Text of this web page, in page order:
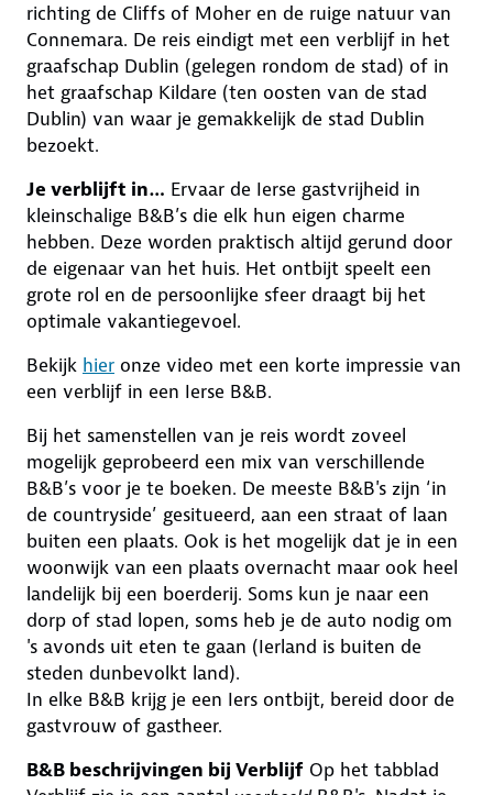
richting de Cliffs of Moher en de ruige natuur van
Connemara. De reis eindigt met een verblijf in het
graafschap Dublin (gelegen rondom de stad) of in
het graafschap Kildare (ten oosten van de stad
Dublin) van waar je gemakkelijk de stad Dublin
bezoekt.
Je verblijft in… Ervaar de Ierse gastvrijheid in
kleinschalige B&B’s die elk hun eigen charme
hebben. Deze worden praktisch altijd gerund door
de eigenaar van het huis. Het ontbijt speelt een
grote rol en de persoonlijke sfeer draagt bij het
optimale vakantiegevoel.
Bekijk hier onze video met een korte impressie van
een verblijf in een Ierse B&B.
Bij het samenstellen van je reis wordt zoveel
mogelijk geprobeerd een mix van verschillende
B&B’s voor je te boeken. De meeste B&B's zijn ‘in
de countryside’ gesitueerd, aan een straat of laan
buiten een plaats. Ook is het mogelijk dat je in een
woonwijk van een plaats overnacht maar ook heel
landelijk bij een boerderij. Soms kun je naar een
dorp of stad lopen, soms heb je de auto nodig om
's avonds uit eten te gaan (Ierland is buiten de
steden dunbevolkt land).
In elke B&B krijg je een Iers ontbijt, bereid door de
gastvrouw of gastheer.
B&B beschrijvingen bij Verblijf Op het tabblad